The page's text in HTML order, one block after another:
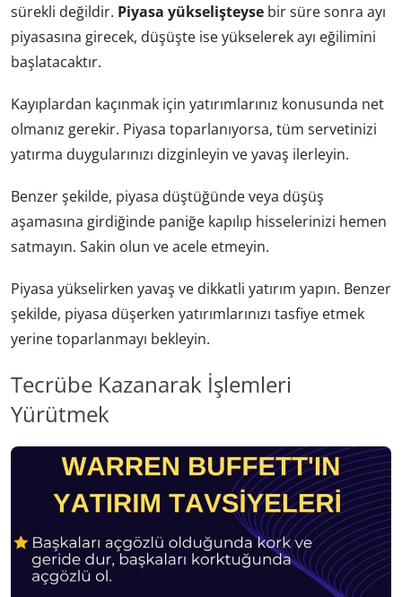
sürekli değildir. Piyasa yükselişteyse bir süre sonra ayı
piyasasına girecek, düşüşte ise yükselerek ayı eğilimini
başlatacaktır.
Kayıplardan kaçınmak için yatırımlarınız konusunda net
olmanız gerekir. Piyasa toparlanıyorsa, tüm servetinizi
yatırma duygularınızı dizginleyin ve yavaş ilerleyin.
Benzer şekilde, piyasa düştüğünde veya düşüş
aşamasına girdiğinde paniğe kapılıp hisselerinizi hemen
satmayın. Sakin olun ve acele etmeyin.
Piyasa yükselirken yavaş ve dikkatli yatırım yapın. Benzer
şekilde, piyasa düşerken yatırımlarınızı tasfiye etmek
yerine toparlanmayı bekleyin.
Tecrübe Kazanarak İşlemleri
Yürütmek